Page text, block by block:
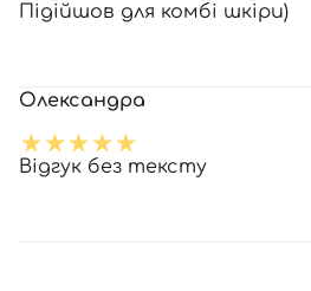
Підійшов для комбі шкіри)
Олександра
Відгук без тексту